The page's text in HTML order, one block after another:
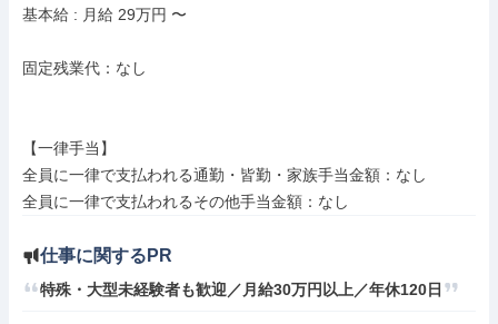
基本給 : 月給 29万円 〜
固定残業代：なし
【一律手当】
全員に一律で支払われる通勤・皆勤・家族手当金額：なし
仕事に関するPR
特殊・大型未経験者も歓迎／月給30万円以上／年休120日